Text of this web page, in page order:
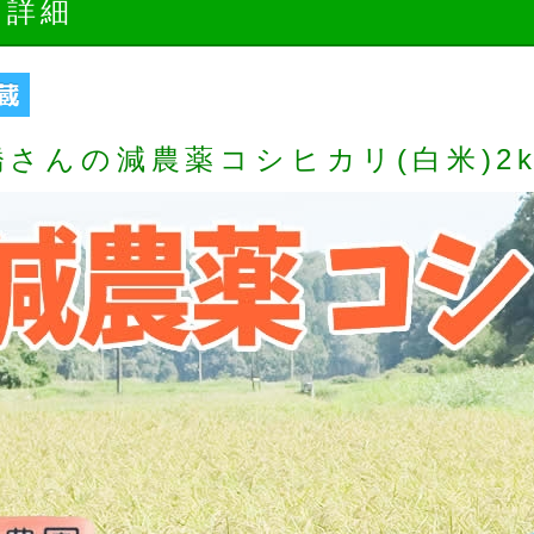
細
さんの減農薬コシヒカリ(白米